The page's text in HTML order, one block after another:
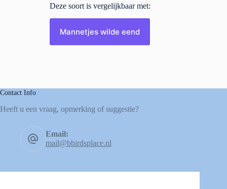
Deze soort is vergelijkbaar met:
Mannetjes wilde eend
Contact Info
Heeft u een vraag, opmerking of suggestie?
Email:
mail@bbirdsplace.nl